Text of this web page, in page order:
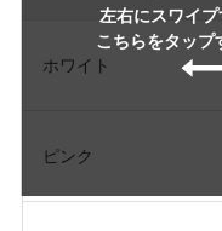
左右にスワイプ
こちらをタップ
ホワイト
ピンク